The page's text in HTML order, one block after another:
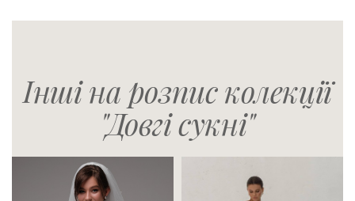
Інші на розпис колекції
"Довгі сукні"